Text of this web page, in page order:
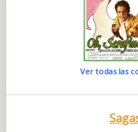
Ver todas las